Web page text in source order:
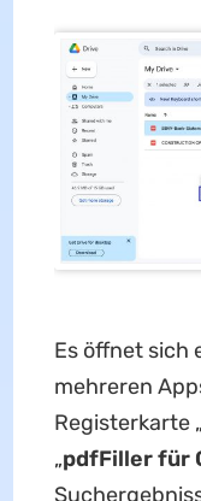
Es öffnet sich
mehreren
Registerkarte
„pdfFiller für